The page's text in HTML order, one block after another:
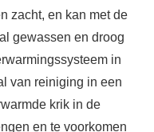
zacht, en kan met de
gewassen en droog
in
van reiniging in een
krik in de
en te voorkomen